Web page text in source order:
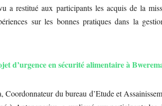
a restitué aux participants les acquis de la
sur les bonnes pratiques dans la
d’urgence en sécurité alimentaire à
Coordonnateur du bureau d’Etude et